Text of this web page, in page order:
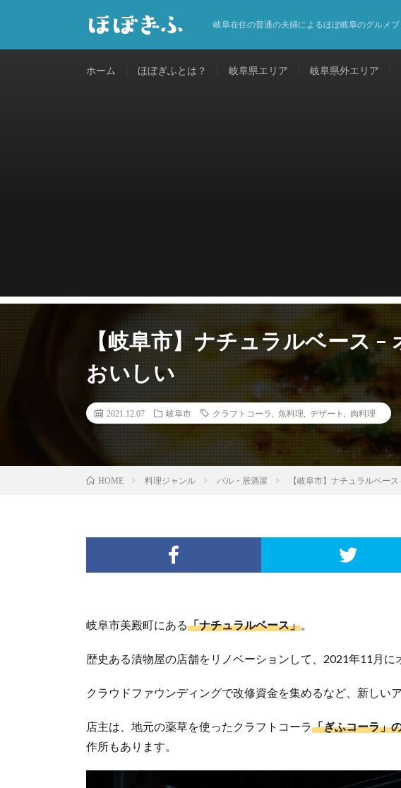
岐阜在住の普通の夫婦によるほぼ岐阜のグルメ
ホーム ほぼぎふとは？ 岐阜県エリア 岐阜県外エリア
【岐阜市】ナチュラルベース
おいしい
2021.12.07 岐阜市 クラフトコーラ 魚料理 デザート 肉料理
HOME 料理ジャンル バル・居酒屋 【岐阜市】ナチュラルベー
岐阜市美殿町にある「ナチュラルベース」。
歴史ある漬物屋の店舗をリノベーションして、2021年11月に
クラウドファウンディングで改修資金を集めるなど、新しい
店主は、地元の薬草を使ったクラフトコーラ「ぎふコーラ」
作所もあります。